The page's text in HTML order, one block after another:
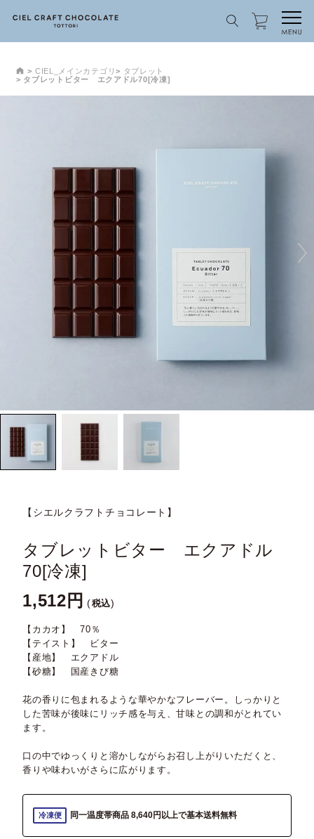
CIEL_メインカテゴリ
タブレット
タブレットビター エクアドル70[冷凍]
【シエルクラフトチョコレート】
タブレットビター エクアドル
70[冷凍]
1,512 税込
【カカオ】 70％
【テイスト】 ビター
【産地】 エクアドル
【砂糖】 国産きび糖
花の香りに包まれるような華やかなフレーバー。しっかりと
した苦味が後味にリッチ感を与え、甘味との調和がとれてい
ます。
口の中でゆっくりと溶かしながらお召し上がりいただくと、
香りや味わいがさらに広がります。
冷凍便 同一温度帯商品 8,640円以上で基本送料無料